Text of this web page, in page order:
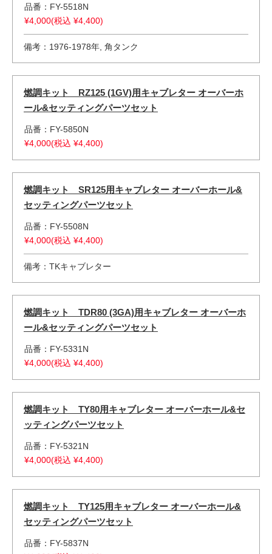
品番：FY-5518N
¥4,000(税込 ¥4,400)
備考：1976-1978年, 角タンク
燃調キット RZ125 (1GV)用キャブレター オーバーホ
ール&セッティングパーツセット
品番：FY-5850N
¥4,000(税込 ¥4,400)
燃調キット SR125用キャブレター オーバーホール&
セッティングパーツセット
品番：FY-5508N
¥4,000(税込 ¥4,400)
備考：TKキャブレター
燃調キット TDR80 (3GA)用キャブレター オーバーホ
ール&セッティングパーツセット
品番：FY-5331N
¥4,000(税込 ¥4,400)
燃調キット TY80用キャブレター オーバーホール&セ
ッティングパーツセット
品番：FY-5321N
¥4,000(税込 ¥4,400)
燃調キット TY125用キャブレター オーバーホール&
セッティングパーツセット
品番：FY-5837N